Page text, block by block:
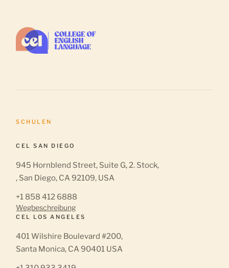
SCHULEN
CEL SAN DIEGO
945 Hornblend Street, Suite G, 2. Stock,
, San Diego, CA 92109, USA
+1 858 412 6888
Wegbeschreibung
CEL LOS ANGELES
401 Wilshire Boulevard #200,
Santa Monica, CA 90401 USA